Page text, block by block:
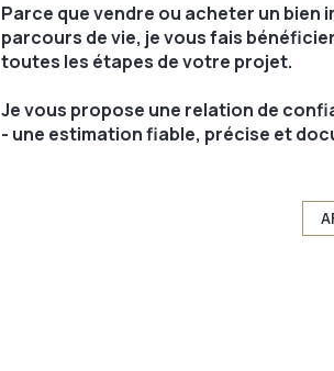
Parce que vendre ou acheter un
parcours de vie, je vous fais
toutes les étapes de votre projet.
Je vous propose une relation de
- une estimation fiable, précise et
- une diffusion sur les principaux de
- un compte rendu après chaque visite